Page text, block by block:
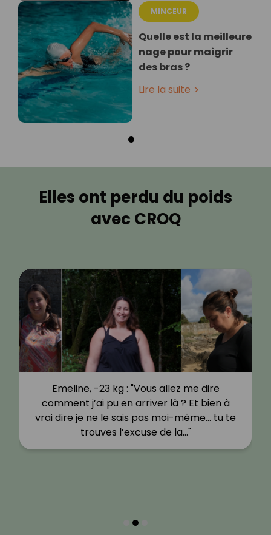
MINCEUR
Quelle est la meilleure
nage pour maigrir
des bras ?
Lire la suite
Elles ont perdu du poids
avec CROQ
Emeline, -23 kg : "Vous allez me dire
comment j’ai pu en arriver là ? Et bien à
vrai dire je ne le sais pas moi-même… tu te
trouves l’excuse de la…"